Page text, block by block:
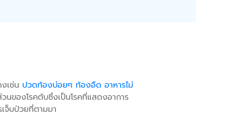
เช่น ปวดท้องบ่อยๆ ท้องอืด อาหารไม่
นของโรคตับซึ่งเป็นโรคที่แสดงอาการ
จ็บป่วยที่ตามมา